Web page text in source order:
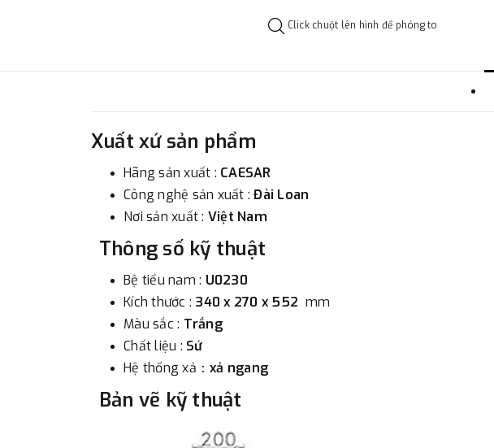
Click chuột lên hình để phóng to
Xuất xứ sản phẩm
Hãng sản xuất : CAESAR
Công nghệ sản xuất :Đài Loan
Nơi sản xuất : Việt Nam
Thông số kỹ thuật
Bệ tiểu nam : U0230
Kích thước : 340 x 270 x 552 mm
Màu sắc : Trắng
Chất liệu : Sứ
Hệ thống xả： xả ngang
Bản vẽ kỹ thuật